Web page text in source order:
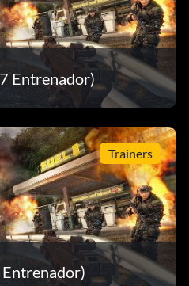
Entrenador)
Trainers